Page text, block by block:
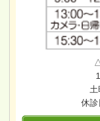
休診